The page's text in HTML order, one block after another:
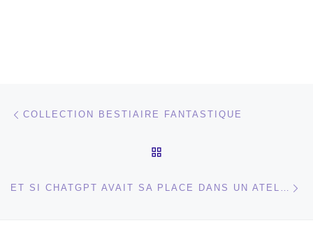
COLLECTION BESTIAIRE FANTASTIQUE
ET SI CHATGPT AVAIT SA PLACE DANS UN ATELIER D’ART ?